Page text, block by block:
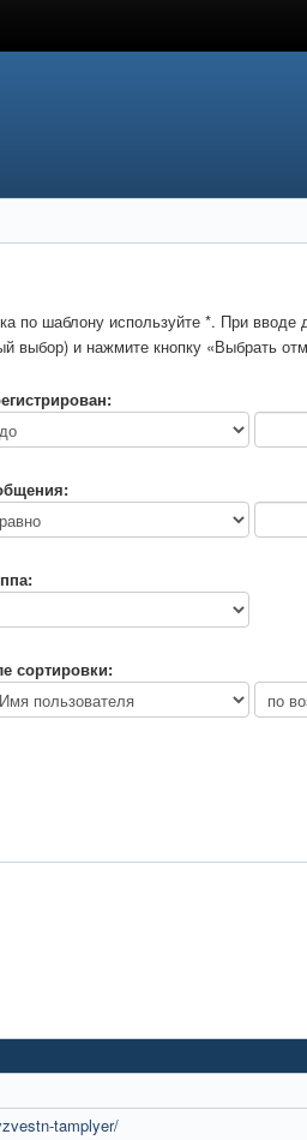
по шаблону используйте *. При
и нажмите кнопку «Выбрать
сортировки:
tamplyer/